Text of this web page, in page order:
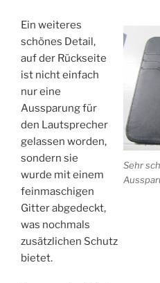
Sehr
Ein weiteres
schönes Detail,
auf der Rückseite
ist nicht einfach
nur eine
Aussparung für
den Lautsprecher
gelassen worden,
sondern sie
wurde mit einem
feinmaschigen
Gitter abgedeckt,
was nochmals
zusätzlichen Schutz
bietet.